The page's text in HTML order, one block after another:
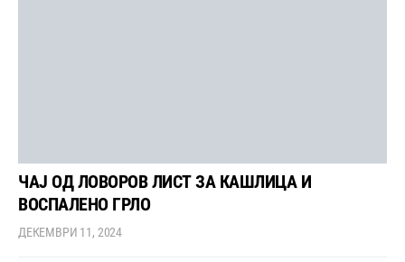
ЧАЈ ОД ЛОВОРОВ ЛИСТ ЗА КАШЛИЦА И
ВОСПАЛЕНО ГРЛО
ДЕКЕМВРИ 11, 2024